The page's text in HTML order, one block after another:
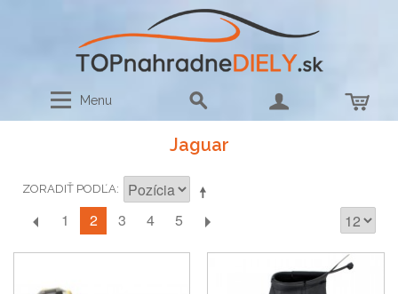
Menu
Jaguar
ZORADIŤ PODĽA
1 2 3 4 5